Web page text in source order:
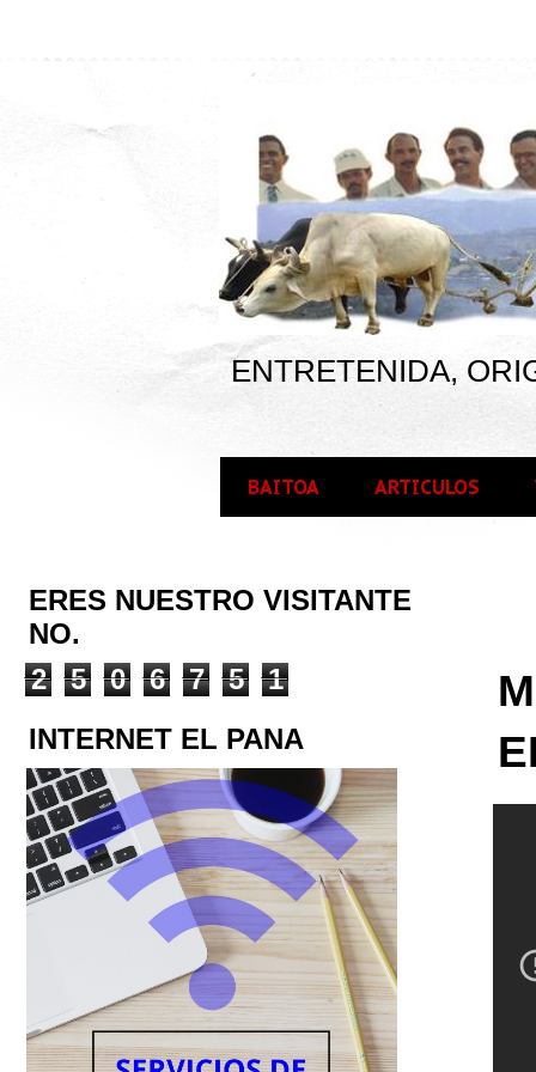
ENTRETENIDA,
BAITOA ARTICULOS
ERES NUESTRO VISITANTE
NO.
2
5 0 6 7 5
1
INTERNET EL PANA